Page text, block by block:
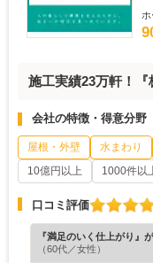
ホ
施工実績23万軒！『
会社の特徴・得意分野
屋根・外壁 水まわり
10億円以上
1000件以
口コミ評価
『満足のいく仕上がり』
（60代／女性）